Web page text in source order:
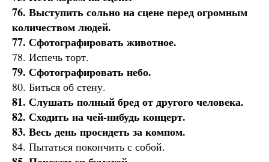
76. Выступить сольно на сцене перед огромным
количеством людей.
77. Сфотографировать животное.
78. Испечь торт.
79. Сфотографировать небо.
80. Биться об стену.
81. Слушать полный бред от другого человека.
82. Сходить на чей-нибудь концерт.
83. Весь день просидеть за компом.
84. Пытаться покончить с собой.